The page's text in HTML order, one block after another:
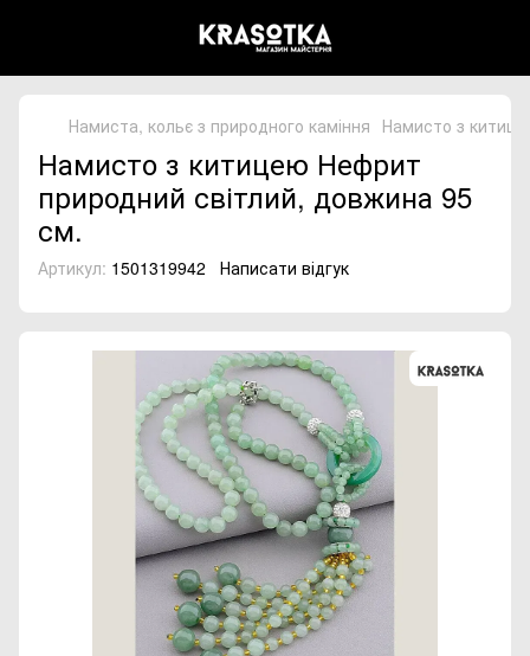
Намиста, кольє з природного каміння Намисто з
Намисто з китицею Нефрит
природний світлий, довжина 95
см.
Артикул: 1501319942 Написати відгук